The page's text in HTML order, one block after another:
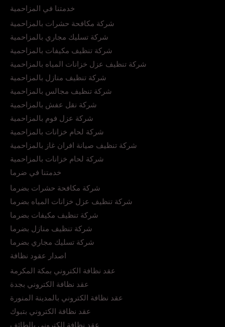
خدمتنا في المزاحمية
شركة مكافحة حشرات بالمزاحمية
شركة تسليك مجاري بالمزاحمية
شركة تنظيف مكيفات بالمزاحمية
شركة تنظيف عزل خزانات المياه بالمزاحمية
شركة تنظيف منازل بالمزاحمية
شركة تنظيف مجالس بالمزاحمية
شركة نقل عفش بالمزاحمية
شركة عزل فوم بالمزاحمية
شركة لحام خزانات بالمزاحمية
شركة تنظيف صيانة افران غاز بالمزاحمية
شركة لحام خزانات بالمزاحمية
خدمتنا في ضرما
شركة مكافحة حشرات بضرما
شركة تنظيف عزل خزانات المياه بضرما
شركة تنظيف مكيفات بضرما
شركة تنظيف منازل بضرما
شركة تسليك مجاري بضرما
اصدار عقود نظافة
عقد نظافة الكتروني بمكة المكرمة
عقد نظافة الكتروني بجدة
عقد نظافة الكتروني بالمدينة المنورة
عقد نظافة الكتروني بتبوك